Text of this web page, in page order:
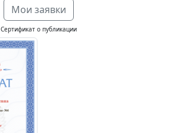
Мои заявки
Сертификат о публикации